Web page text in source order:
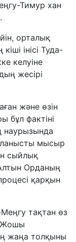
Тимур хан
орталық
інісі Туда-
келуіне
жесірі
және өзін
бұл фактіні
наурызында
мысыр
сыйлық
Алтын Орданың
қарқын
тақтан өз
Жошы
жаңа толқыны